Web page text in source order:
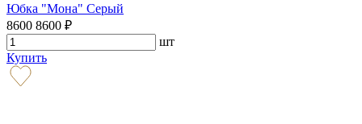
Юбка "Мона" Серый
8600 8600 ₽
шт
Купить